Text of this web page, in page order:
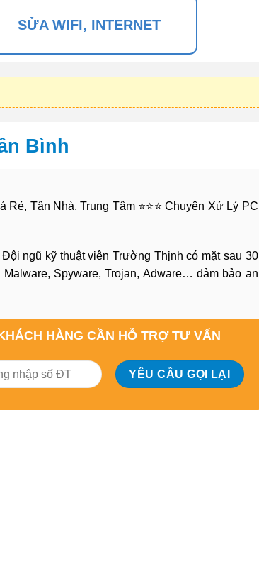
SỬA WIFI, INTERNET
Bình
Rẻ, Tận Nhà. Trung Tâm ⭐⭐⭐ Chuyên Xử Lý PC
ngũ kỹ thuật viên Trường Thịnh có mặt sau 30
Spyware, Trojan, Adware… đảm bảo an
HÀNG CẦN HỖ TRỢ TƯ VẤN